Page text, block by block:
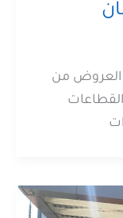
العروض من